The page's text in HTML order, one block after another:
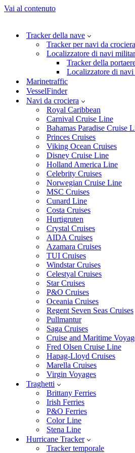
Vai al contenuto
Tracker della nave
Tracker per navi da crociera
Localizzatore di navi
Tracker della
Localizzatore di
Marinetraffic
VesselFinder
Navi da crociera
Royal Caribbean
Carnival Cruise Line
Bahamas Paradise Cruise
Princes Cruises
Viking Ocean Cruises
Disney Cruise Line
Holland America Line
Celebrity Cruises
Norwegian Cruise Line
MSC Cruises
Cunard Line
Costa Cruises
Hurtigruten
Crystal Cruises
AIDA Cruises
Azamara Cruises
TUI Cruises
Windstar Cruises
Celestyal Cruises
Star Cruises
P&O Cruises
Oceania Cruises
Regent Seven Seas Cruises
Pullmantur
Saga Cruises
Cruise and Maritime
Fred Olsen Cruise Line
Hapag-Lloyd Cruises
Marella Cruises
Virgin Voyages
Traghetti
Brittany Ferries
Irish Ferries
P&O Ferries
Color Line
Stena Line
Hurricane Tracker
Tracker temporale